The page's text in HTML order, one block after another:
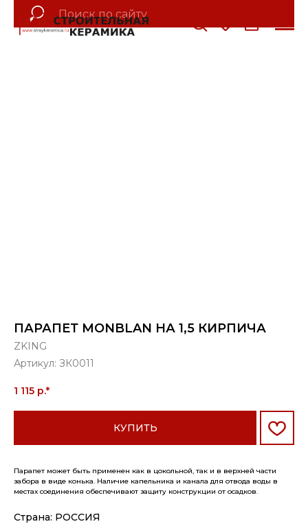
ПАРАПЕТ MONBLAN НА 1,5 КИРПИЧА
ZKING
Артикул: ЗК0011
1 115 р.*
КУПИТЬ
Парапет может быть применен как в цокольной, так и в верхней части
забора в виде конька. Наличие капельника и канала для отвода воды в
местах соединения обеспечивают защиту конструкции от осадков.
Страна: РОССИЯ